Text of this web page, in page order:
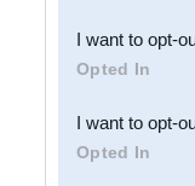
third parties.
I want to opt-
Opted In
I want to opt-
Opted In